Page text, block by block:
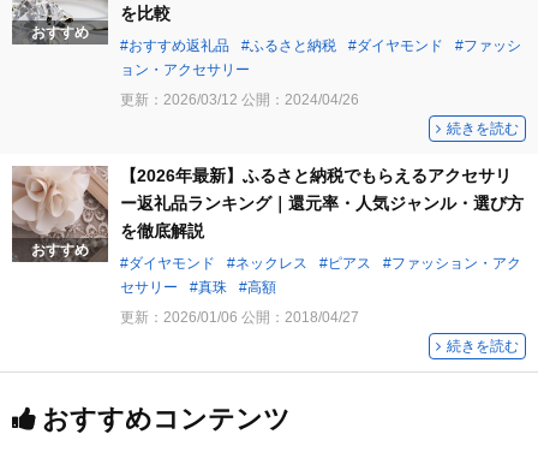
を比較
おすすめ返礼品 ふるさと納税 ダイヤモンド
ファッシ
ョン・アクセサリー
更新： 2026/03/12 公開： 2024/04/26
続きを読む
おすすめ
【2026年最新】ふるさと納税でもらえるアクセサリ
ー返礼品ランキング｜還元率・人気ジャンル・選び方
を徹底解説
ダイヤモンド ネックレス ピアス
ファッション・アク
セサリー
真珠
高額
更新： 2026/01/06 公開： 2018/04/27
続きを読む
おすすめ
おすすめコンテンツ